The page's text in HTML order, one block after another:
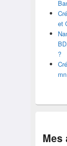
et
?
Mes